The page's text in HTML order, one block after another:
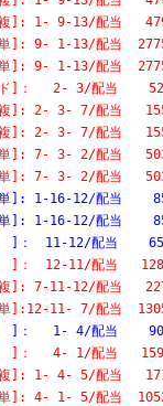
複]: 1- 9-13/配当
連単]: 9- 1-13/配
単]: 9- 1-13/配当
]：　 2- 3/配当
]: 2- 3- 7/配当
]: 2- 3- 7/配当
]: 7- 3- 2/配当
]: 7- 3- 2/配当
連単]: 1-16-12/
連単]: 1-16-12/
]：　11-12/配当
]：　12-11/配当
]: 7-11-12/配当
]:12-11- 7/配当
　]：　 1- 4/配当
　]：　 4- 1/配当
複]: 1- 4- 5/配当
単]: 4- 1- 5/配当